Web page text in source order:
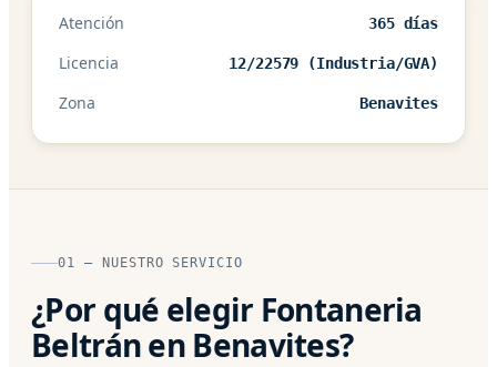
Atención 365 días
Licencia 12/22579 (Industria/GVA)
Zona Benavites
01 — NUESTRO SERVICIO
¿Por qué elegir Fontaneria
Beltrán en Benavites?